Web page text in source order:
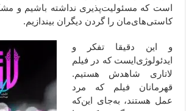
است که مسئولیت‌پذیری نداشته باشیم و
کاستی‌های‌مان را گردن دیگران بیندازیم.
و این دقیقا تفکر و
ایدئولوژی‌ایست که در فیلم
لاتاری شاهدش هستیم.
قهرمانان فیلم که مرد
عمل هستند، به‌جای این‌که